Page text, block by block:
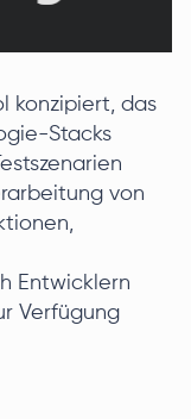
konzipiert, das
Stacks
von
Entwicklern
Verfügung